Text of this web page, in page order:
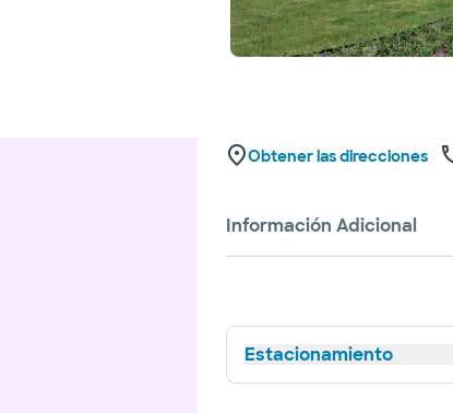
Obtener las direcciones
Información Adicional
Estacionamiento